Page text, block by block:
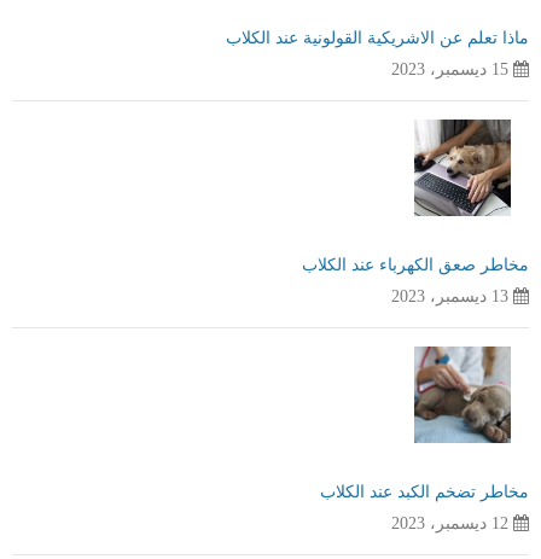
ماذا تعلم عن الاشريكية القولونية عند الكلاب
15 ديسمبر، 2023
مخاطر صعق الكهرباء عند الكلاب
13 ديسمبر، 2023
مخاطر تضخم الكبد عند الكلاب
12 ديسمبر، 2023